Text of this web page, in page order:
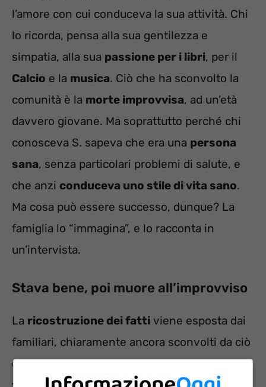
l’amore con cui conduceva la sua attività. Chi
lo ricorda, pensa alla sua gentilezza e
simpatia, alla sua passione per i libri, per il
Calcio e la musica. Ciò che ha sconvolto la
comunità è la morte improvvisa, ad un’età
davvero giovane. Ma soprattutto perché chi
conosceva S. sapeva che era una persona
sana, senza particolari problemi di salute, e
che anzi conduceva uno stile di vita sano.
Ma cosa può essere successo, dunque? La
famiglia lo “immagina”, e lo racconta in
un’intervista.
Stava bene, poi muore all’improvviso
La ricostruzione dei fatti viene esposta dai
familiari, chiaramente ancora sconvolti da ciò
che è successo.Il giorno prima della